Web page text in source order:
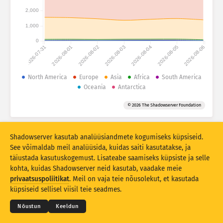
Andmestu
Kattuv
Värskenda Lähtesta
Laadi alla PNG-failina
2026-07-31 2026-08-01 2026-08-02 2026-08-03 2026-08-04 2026-08-05 2026-08-06
0
1,000
2,000
North America Europe Asia Africa
South America
Oceania
Antarctica
© 2026 The Shadowserver Foundation
© 2026THE SHADOWSERVER FOUNDATION
Privaatsus ja tingimused
Võtke meiega ühendust
Lõppsõna
Shadowserver kasutab analüüsiandmete kogumiseks küpsiseid.
See võimaldab meil analüüsida, kuidas saiti kasutatakse, ja
täiustada kasutuskogemust. Lisateabe saamiseks küpsiste ja selle
kohta, kuidas Shadowserver neid kasutab, vaadake meie
privaatsuspoliitikat. Meil on vaja teie nõusolekut, et kasutada
küpsiseid sellisel viisil teie seadmes.
Nõustun Keeldun